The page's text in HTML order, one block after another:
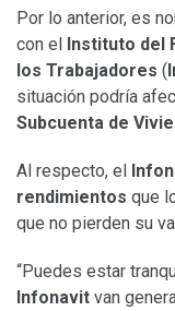
Por lo anterior, es
con el Instituto del
los Trabajadores (
situación podría
Subcuenta de
Al respecto, el
rendimientos que
que no pierden su
“Puedes estar
Infonavit van